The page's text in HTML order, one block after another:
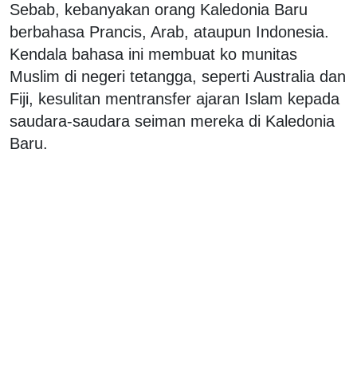
Sebab, kebanyakan orang Kaledonia Baru
berbahasa Prancis, Arab, ataupun Indonesia.
Kendala bahasa ini membuat ko munitas
Muslim di negeri tetangga, seperti Australia dan
Fiji, kesulitan mentransfer ajaran Islam kepada
saudara-saudara seiman mereka di Kaledonia
Baru.